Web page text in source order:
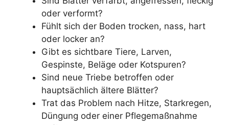
oder verformt?
Fühlt sich der Boden trocken, nass, hart
oder locker an?
Gibt es sichtbare Tiere, Larven,
Gespinste, Beläge oder Kotspuren?
Sind neue Triebe betroffen oder
hauptsächlich ältere Blätter?
Trat das Problem nach Hitze, Starkregen,
Düngung oder einer Pflegemaßnahme